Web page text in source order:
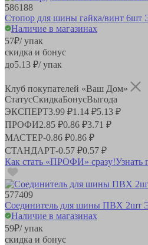
586188
Стопор для шины гайка/винт 6шт
Наличие в магазинах
57₽/ упак
скидка и бонус
до5.13 ₽/ упак
Клуб покупателей «Ваш Дом»
СтатусСкидкаБонусВыгода
ЭКСПЕРТ3.99 ₽1.14 ₽5.13 ₽
ПРОФИ2.85 ₽0.86 ₽3.71 ₽
МАСТЕР-0.86 ₽0.86 ₽
СТАНДАРТ-0.57 ₽0.57 ₽
Как стать «ПРОФИ» сразу!Узнать
577409
Соединитель для шины ПВХ 2шт
Наличие в магазинах
59₽/ упак
скидка и бонус